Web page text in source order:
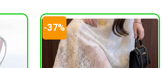
-37%